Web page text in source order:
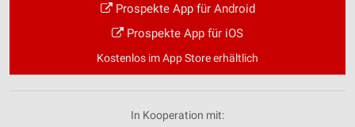
Prospekte App für Android
Prospekte App für iOS
Kostenlos im App Store erhältlich
In Kooperation mit: